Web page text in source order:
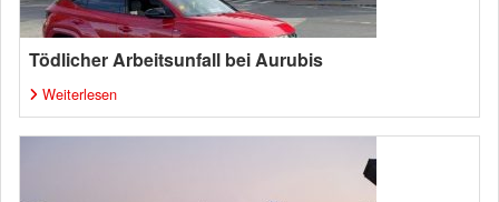
Tödlicher Arbeitsunfall bei Aurubis
Weiterlesen